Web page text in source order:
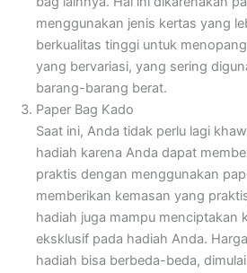
menggunakan jenis kertas yang
berkualitas tinggi untuk
yang bervariasi, yang sering
barang-barang berat.
Paper Bag Kado
Saat ini, Anda tidak perlu lagi
hadiah karena Anda dapat
praktis dengan menggunakan
memberikan kemasan yang
hadiah juga mampu menciptakan
eksklusif pada hadiah Anda.
hadiah bisa berbeda-beda,